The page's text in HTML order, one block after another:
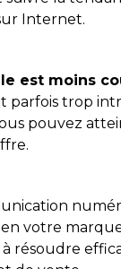
Internet.
est moins
parfois trop
pouvez
votre
résoudre